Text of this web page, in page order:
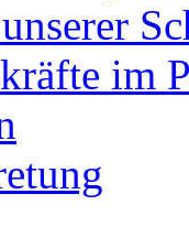
im